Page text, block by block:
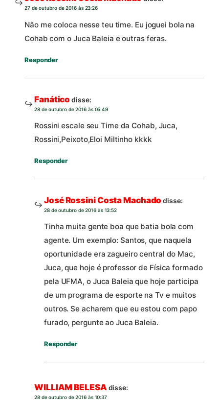
27 de outubro de 2016 às 23:26
Não me coloca nesse teu time. Eu joguei bola na
Cohab com o Juca Baleia e outras feras.
Responder
Fanático disse:
28 de outubro de 2016 às 05:49
Rossini escale seu Time da Cohab, Juca,
Rossini,Peixoto,Eloi Miltinho kkkk
Responder
José Rossini Costa Machado disse:
28 de outubro de 2016 às 13:52
Tinha muita gente boa que batia bola com
agente. Um exemplo: Santos, que naquela
oportunidade era zagueiro central do Mac,
Juca, que hoje é professor de Física formado
pela UFMA, o Juca Baleia que hoje participa
de um programa de esporte na Tv e muitos
outros. Se acharem que eu estou com papo
furado, pergunte ao Juca Baleia.
Responder
WILLIAM BELESA disse:
28 de outubro de 2016 às 10:37